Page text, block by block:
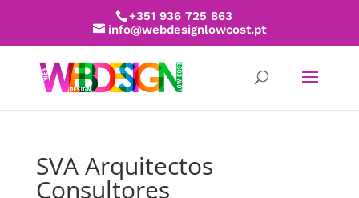
+351 936 725 863
info@webdesignlowcost.pt
SVA Arquitectos
Consultores